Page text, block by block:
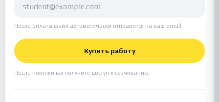
После оплаты файл автоматически отправится на ваш email.
Купить работу
После покупки вы получите доступ к скачиванию.